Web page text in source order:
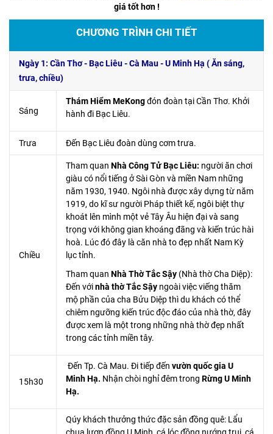
giá tốt hơn !
CHƯƠNG TRÌNH CHI TIẾT
Ngày 1: Cần Thơ - Bạc Liêu - Cà Mau - U Minh Hạ ( Ăn sáng,
trưa, chiều)
Sáng
Thám Hiểm MeKongđón đoàn tại Cần Thơ. Khởi
hành đi Bạc Liêu.
Trưa Đến Bạc Liêu đoàn dùng cơm trưa.
Chiều
Tham quan Nhà Công Tử Bạc Liêu: người ăn chơi
giàu có nổi tiếng ở Sài Gòn và miền Nam những
năm 1930, 1940. Ngôi nhà được xây dựng từ năm
1919, do kĩ sư người Pháp thiết kế, ngôi biệt thự
khoát lên mình một vẻ Tây Âu hiện đại và sang
trọng với không gian khoáng đãng và kiến trúc hài
hoà. Lúc đó đây là căn nhà to đẹp nhất Nam Kỳ
lục tỉnh.
Tham quan Nhà Thờ Tắc Sậy (Nhà thờ Cha Diệp):
Đến vớinhà thờ Tắc Sậy ngoài việc viếng thăm
mộ phần của cha Bửu Diệp thì du khách có thể
chiêm ngưỡng kiến trúc độc đáo của nhà thờ, đây
được xem là một trong những nhà thờ đẹp nhất
trong các tỉnh miền tây.
15h30
Đến Tp. Cà Mau. Đi tiếp đến vườn quốc gia U
Minh Hạ. Nhận chòi nghỉ đêm trong Rừng U Minh
Hạ.
Qúy khách thưởng thức đặc sản đồng quê: Lẩu
chua lươn đồng U Minh, cá lóc đồng nướng trui, cá